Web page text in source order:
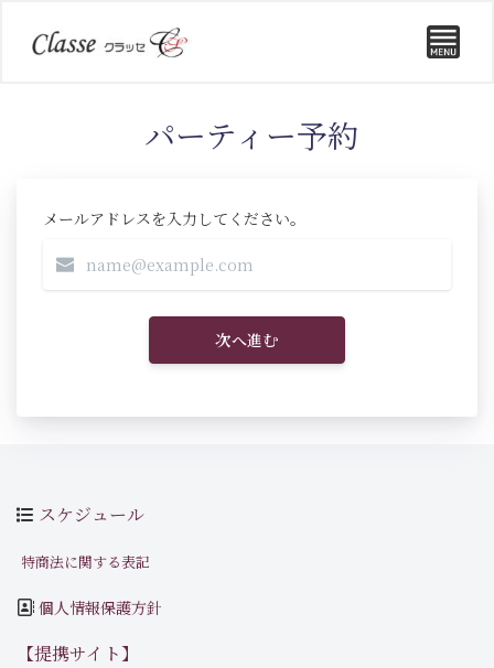
パーティー予約
メールアドレスを入力してください。
次へ進む
スケジュール
特商法に関する表記
個人情報保護方針
【提携サイト】